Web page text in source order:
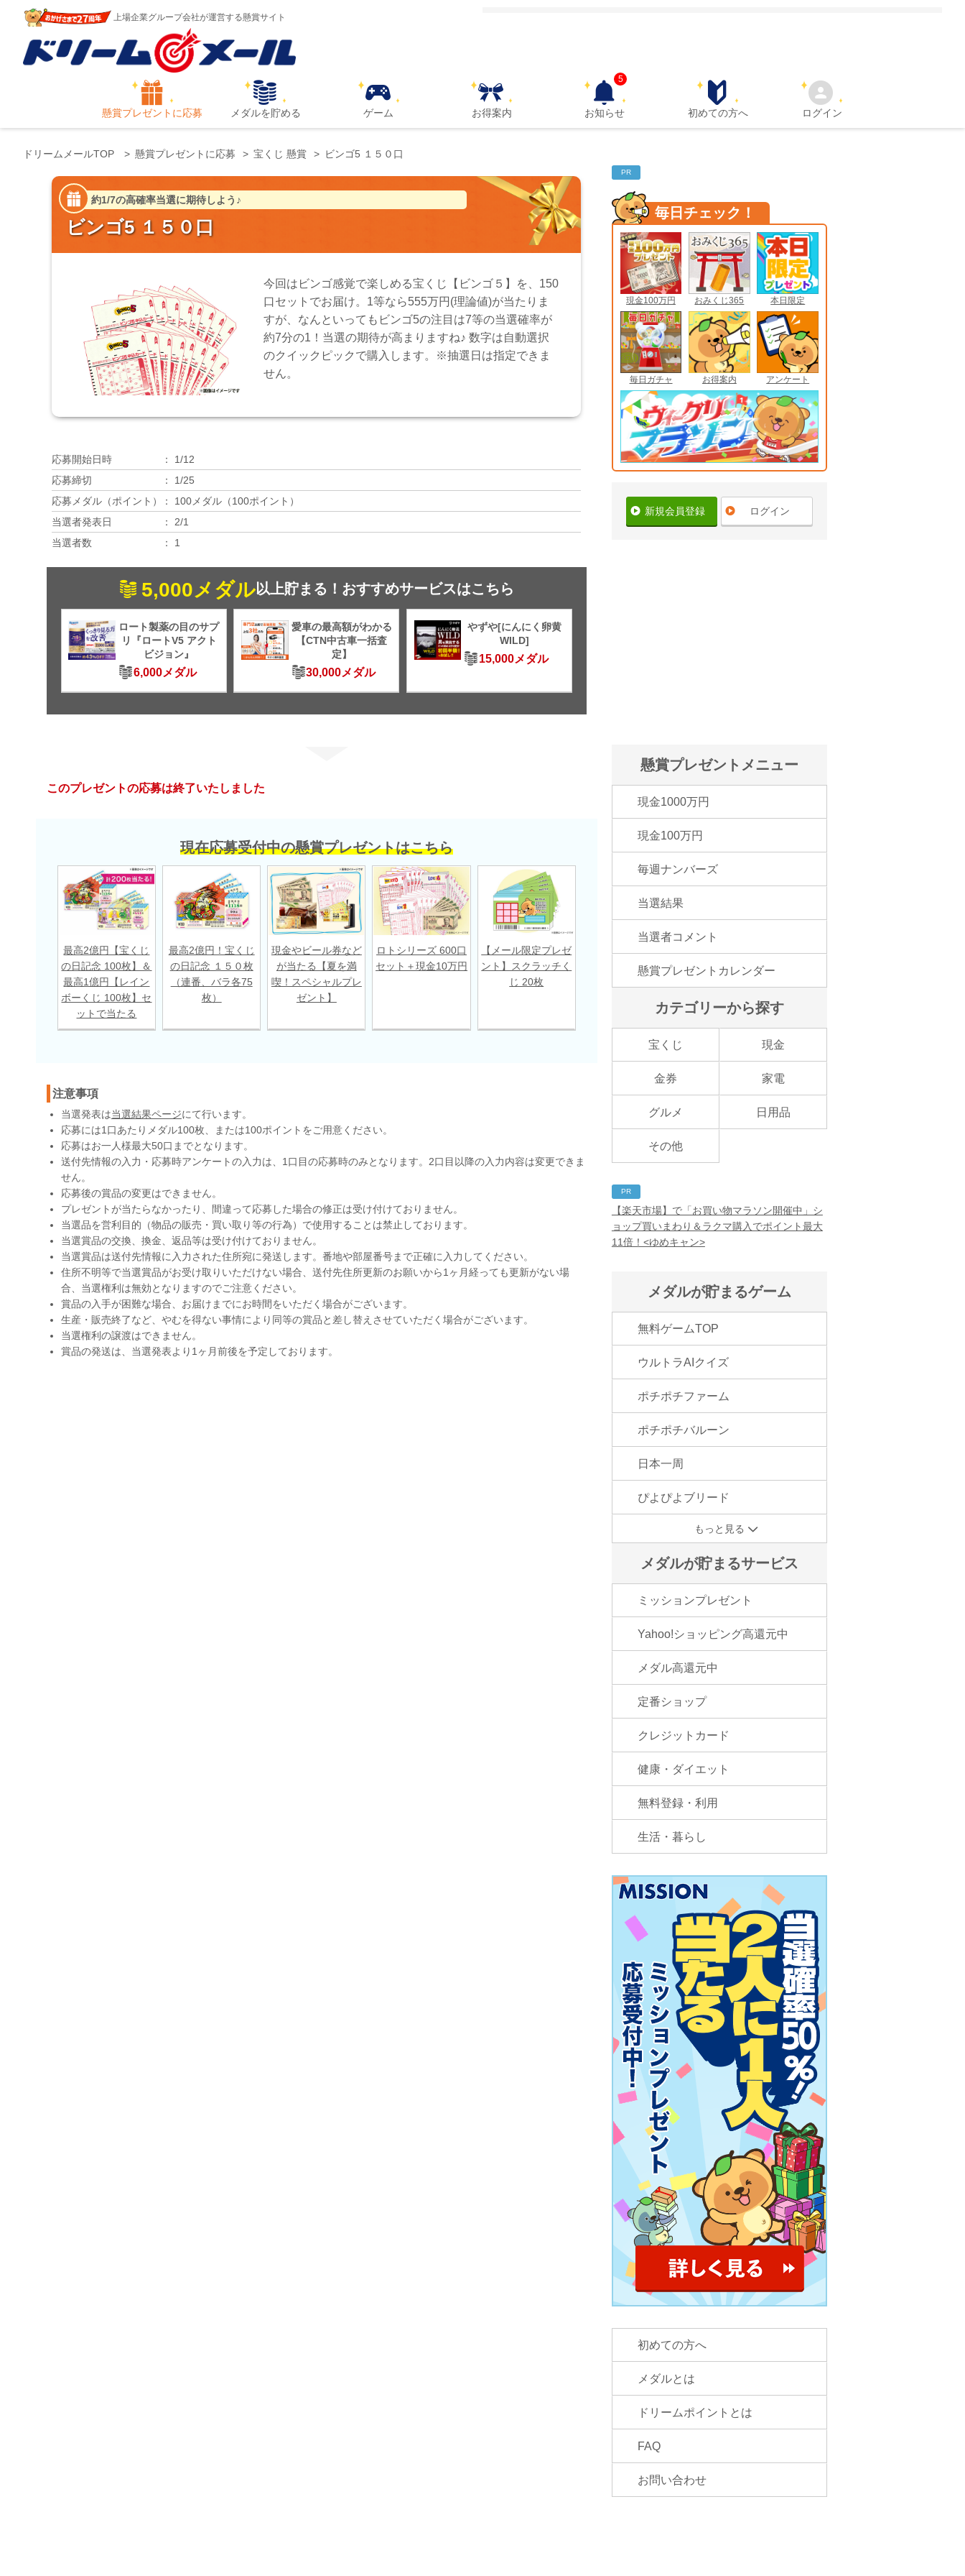
上場企業グループ会社が運営する懸賞サイト
懸賞プレゼントに応募 メダルを貯める ゲーム お得案内 お知らせ
5
初めての方へ ログイン
ドリームメールTOP 懸賞プレゼントに応募 宝くじ 懸賞 ビンゴ5 １５０口
約1/7の高確率当選に期待しよう♪
ビンゴ5 １５０口
今回はビンゴ感覚で楽しめる宝くじ【ビンゴ５】を、150
口セットでお届け。1等なら555万円(理論値)が当たりま
すが、なんといってもビンゴ5の注目は7等の当選確率が
約7分の1！当選の期待が高まりますね♪ 数字は自動選択
のクイックピックで購入します。※抽選日は指定できま
せん。
応募開始日時
1/12
応募締切
1/25
応募メダル（ポイント）
100メダル（100ポイント）
当選者発表日
2/1
当選者数
1
5,000メダル以上貯まる！おすすめサービスはこちら
ロート製薬の目のサプ
リ『ロートV5 アクト
ビジョン』
6,000メダル
愛車の最高額がわかる
【CTN中古車一括査
定】
30,000メダル
やずや[にんにく卵黄
WILD]
15,000メダル
このプレゼントの応募は終了いたしました
現在応募受付中の懸賞プレゼントはこちら
最高2億円【宝くじ
の日記念 100枚】＆
最高1億円【レイン
ボーくじ 100枚】セ
ットで当たる
最高2億円！宝くじ
の日記念 １５０枚
（連番、バラ各75
枚）
現金やビール券など
が当たる【夏を満
喫！スペシャルプレ
ゼント】
ロトシリーズ 600口
セット＋現金10万円
【メール限定プレゼ
ント】スクラッチく
じ 20枚
注意事項
当選発表は当選結果ページにて行います。
応募には1口あたりメダル100枚、または100ポイントをご用意ください。
応募はお一人様最大50口までとなります。
送付先情報の入力・応募時アンケートの入力は、1口目の応募時のみとなります。2口目以降の入力内容は変更できま
せん。
応募後の賞品の変更はできません。
プレゼントが当たらなかったり、間違って応募した場合の修正は受け付けておりません。
当選品を営利目的（物品の販売・買い取り等の行為）で使用することは禁止しております。
当選賞品の交換、換金、返品等は受け付けておりません。
当選賞品は送付先情報に入力された住所宛に発送します。番地や部屋番号まで正確に入力してください。
住所不明等で当選賞品がお受け取りいただけない場合、送付先住所更新のお願いから1ヶ月経っても更新がない場
合、当選権利は無効となりますのでご注意ください。
賞品の入手が困難な場合、お届けまでにお時間をいただく場合がございます。
生産・販売終了など、やむを得ない事情により同等の賞品と差し替えさせていただく場合がございます。
当選権利の譲渡はできません。
賞品の発送は、当選発表より1ヶ月前後を予定しております。
PR
毎日チェック！
現金100万円 おみくじ365 本日限定
毎日ガチャ お得案内 アンケート
新規会員登録 ログイン
懸賞プレゼントメニュー
現金1000万円
現金100万円
毎週ナンバーズ
当選結果
当選者コメント
懸賞プレゼントカレンダー
カテゴリーから探す
宝くじ 現金
金券 家電
グルメ 日用品
その他
PR
【楽天市場】で「お買い物マラソン開催中」シ
ョップ買いまわり＆ラクマ購入でポイント最大
11倍！<ゆめキャン>
メダルが貯まるゲーム
無料ゲームTOP
ウルトラAIクイズ
ポチポチファーム
ポチポチバルーン
日本一周
ぴよぴよブリード
もっと見る
メダルが貯まるサービス
ミッションプレゼント
Yahoo!ショッピング高還元中
メダル高還元中
定番ショップ
クレジットカード
健康・ダイエット
無料登録・利用
生活・暮らし
初めての方へ
メダルとは
ドリームポイントとは
FAQ
お問い合わせ